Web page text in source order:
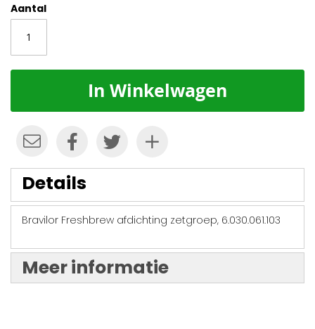
Aantal
In Winkelwagen
Details
Bravilor Freshbrew afdichting zetgroep, 6.030.061.103
Meer informatie